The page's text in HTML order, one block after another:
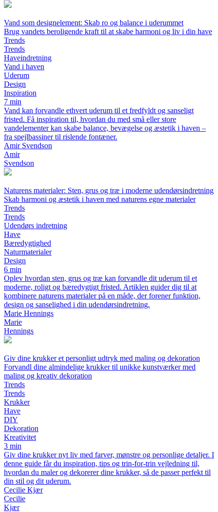
Vand som designelement: Skab ro og balance i uderummet
Brug vandets beroligende kraft til at skabe harmoni og liv i din have
Trends
Trends
Haveindretning
Vand i haven
Uderum
Design
Inspiration
7 min
Vand kan forvandle ethvert uderum til et fredfyldt og sanseligt
fristed. Få inspiration til, hvordan du med små eller store
vandelementer kan skabe balance, bevægelse og æstetik i haven –
fra spejlbassiner til rislende fontæner.
Amir Svendson
Amir
Svendson
Naturens materialer: Sten, grus og træ i moderne udendørsindretning
Skab harmoni og æstetik i haven med naturens egne materialer
Trends
Trends
Udendørs indretning
Have
Bæredygtighed
Naturmaterialer
Design
6 min
Oplev hvordan sten, grus og træ kan forvandle dit uderum til et
moderne, roligt og bæredygtigt fristed. Artiklen guider dig til at
kombinere naturens materialer på en måde, der forener funktion,
design og sanselighed i din udendørsindretning.
Marie Hennings
Marie
Hennings
Giv dine krukker et personligt udtryk med maling og dekoration
Forvandl dine almindelige krukker til unikke kunstværker med
maling og kreativ dekoration
Trends
Trends
Krukker
Have
DIY
Dekoration
Kreativitet
3 min
Giv dine krukker nyt liv med farver, mønstre og personlige detaljer. I
denne guide får du inspiration, tips og trin-for-trin vejledning til,
hvordan du maler og dekorerer dine krukker, så de passer perfekt til
din stil og dit uderum.
Cecilie Kjær
Cecilie
Kjær